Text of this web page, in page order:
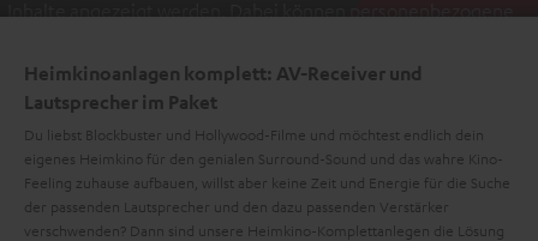
Informationen sind in der Datenschutzerklärung unter I zu
finden.
Heimkinoanlagen komplett: AV-Receiver und
Lautsprecher im Paket
Du liebst Blockbuster und Hollywood-Filme und möchtest endlich dein
eigenes Heimkino für den genialen Surround-Sound und das wahre Kino-
Feeling zuhause aufbauen, willst aber keine Zeit und Energie für die Suche
der passenden Lautsprecher und den dazu passenden Verstärker
verschwenden? Dann sind unsere Heimkino-Komplettanlegen die Lösung